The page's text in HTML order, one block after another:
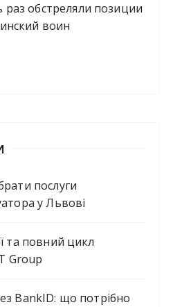
обстреляли позиции
воин
послуги
у Львові
та повний цикл
Group
BankID: що потрібно